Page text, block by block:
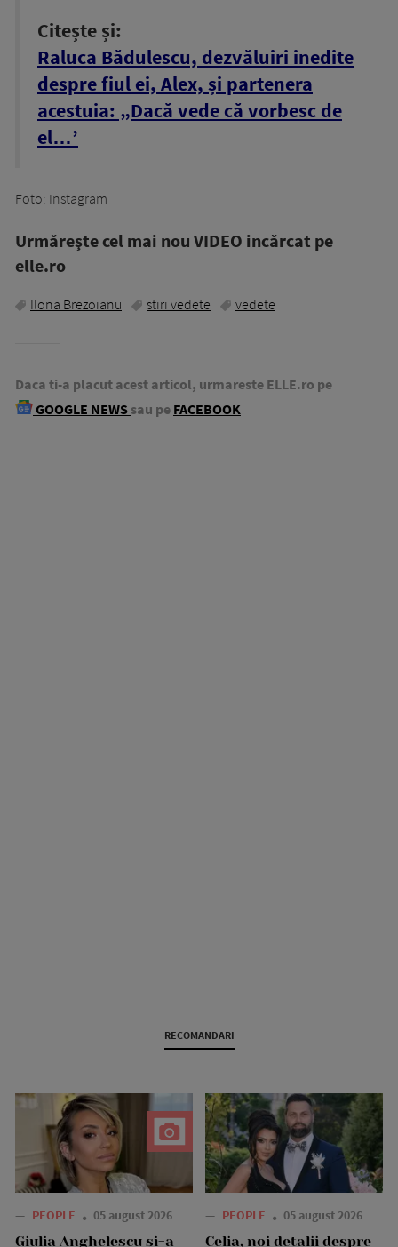
Citește și:
Raluca Bădulescu, dezvăluiri inedite
despre fiul ei, Alex, și partenera
acestuia: „Dacă vede că vorbesc de
el…’
Foto: Instagram
Urmăreşte cel mai nou VIDEO incărcat pe
elle.ro
Ilona Brezoianu stiri vedete vedete
Daca ti-a placut acest articol, urmareste ELLE.ro pe
GOOGLE NEWS sau pe FACEBOOK
RECOMANDARI
— PEOPLE 05 august 2026
Giulia Anghelescu și-a
— PEOPLE 05 august 2026
Celia, noi detalii despre